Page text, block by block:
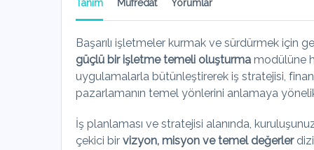
Tanım Müfredat Yorumlar
Başarılı işletmeler kurmak ve sürdürmek için
güçlü bir işletme temeli oluşturma modülüne
uygulamalarla bütünleştirerek iş stratejisi,
pazarlamanın temel yönlerini anlamaya
İş planlaması ve stratejisi alanında,
çekici bir vizyon, misyon ve temel değerler